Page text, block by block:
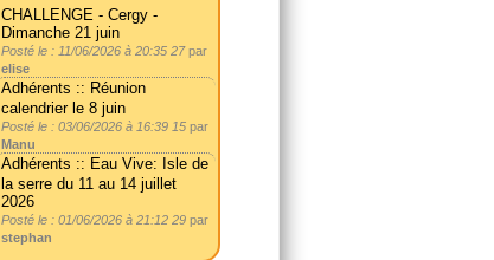
CHALLENGE - Cergy -
Dimanche 21 juin
Posté le : 11/06/2026 à 20:35 27par
elise
Adhérents :: Réunion
calendrier le 8 juin
Posté le : 03/06/2026 à 16:39 15 par
Manu
Adhérents :: Eau Vive: Isle de
la serre du 11 au 14 juillet
2026
Posté le : 01/06/2026 à 21:12 29 par
stephan